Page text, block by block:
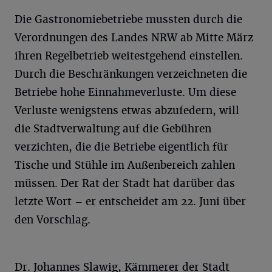
Die Gastronomiebetriebe mussten durch die
Verordnungen des Landes NRW ab Mitte März
ihren Regelbetrieb weitestgehend einstellen.
Durch die Beschränkungen verzeichneten die
Betriebe hohe Einnahmeverluste. Um diese
Verluste wenigstens etwas abzufedern, will
die Stadtverwaltung auf die Gebühren
verzichten, die die Betriebe eigentlich für
Tische und Stühle im Außenbereich zahlen
müssen. Der Rat der Stadt hat darüber das
letzte Wort – er entscheidet am 22. Juni über
den Vorschlag.
Dr. Johannes Slawig, Kämmerer der Stadt